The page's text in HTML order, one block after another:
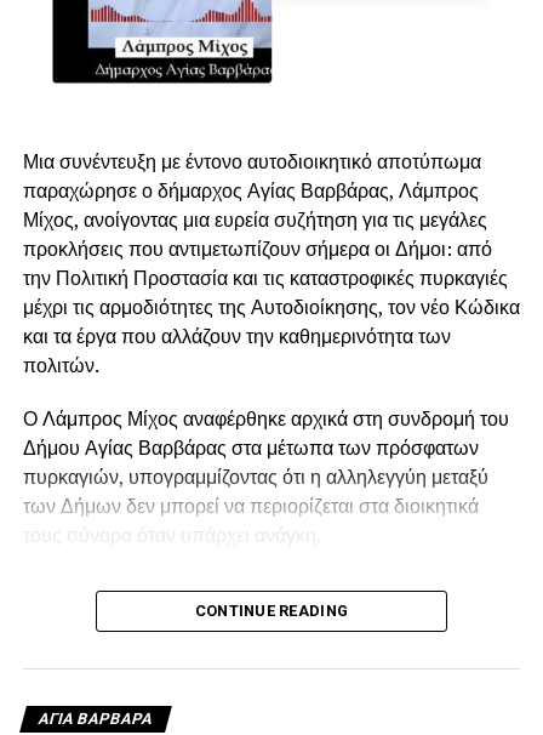
Μια συνέντευξη με έντονο αυτοδιοικητικό αποτύπωμα
παραχώρησε ο δήμαρχος Αγίας Βαρβάρας, Λάμπρος
Μίχος, ανοίγοντας μια ευρεία συζήτηση για τις μεγάλες
προκλήσεις που αντιμετωπίζουν σήμερα οι Δήμοι: από
την Πολιτική Προστασία και τις καταστροφικές πυρκαγιές
μέχρι τις αρμοδιότητες της Αυτοδιοίκησης, τον νέο Κώδικα
και τα έργα που αλλάζουν την καθημερινότητα των
πολιτών.
Ο Λάμπρος Μίχος αναφέρθηκε αρχικά στη συνδρομή του
Δήμου Αγίας Βαρβάρας στα μέτωπα των πρόσφατων
πυρκαγιών, υπογραμμίζοντας ότι η αλληλεγγύη μεταξύ
των Δήμων δεν μπορεί να περιορίζεται στα διοικητικά
τους σύνορα όταν υπάρχει ανάγκη.
Όπως εξήγησε, ο Δήμος έστειλε υδροφόρα στις πληγείσες
περιοχές, η οποία αρχικά χρησιμοποιήθηκε για τον
νερό τα ελικόπτερα, ενώ μετά τη δύση του ήλιου συνέχισε
να τροφοδοτεί με νερό τα πυροσβεστικά οχήματα.
CONTINUE READING
ΑΓΙΑ ΒΑΡΒΑΡΑ